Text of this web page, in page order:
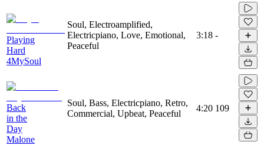
Playing
Hard
4MySoul
Soul, Electroamplified,
Electricpiano, Love, Emotional,
Peaceful
3:18 -
Back
in the
Day
Malone
Soul, Bass, Electricpiano, Retro,
Commercial, Upbeat, Peaceful
4:20 109